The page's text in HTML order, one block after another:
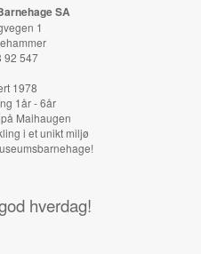
SA
1
92 547
1978
1år - 6år
Maihaugen
i et unikt miljø
hverdag!